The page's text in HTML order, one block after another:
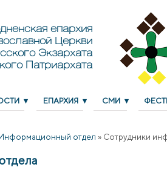
епархия
Церкви
Экзархата
Патриархата
ЕПАРХИЯ СМИ
отдел » Сотрудники